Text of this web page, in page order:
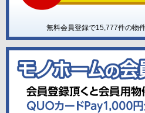
無料会員登録で15,777件の物